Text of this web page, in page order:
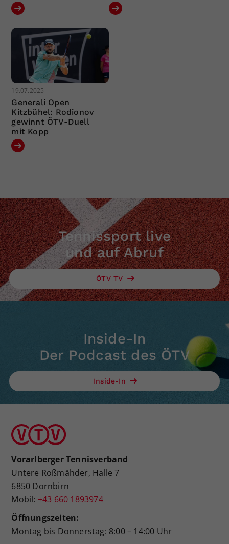
19.07.2025
Generali Open
Kitzbühel: Rodionov
gewinnt ÖTV-Duell
mit Kopp
Tennissport live
und auf Abruf
ÖTV TV
Inside-In
Der Podcast des ÖTV
Inside-In
Vorarlberger Tennisverband
Untere Roßmähder, Halle 7
6850 Dornbirn
Mobil: +43 660 1893974
Öffnungszeiten:
Montag bis Donnerstag: 8:00 – 14:00 Uhr